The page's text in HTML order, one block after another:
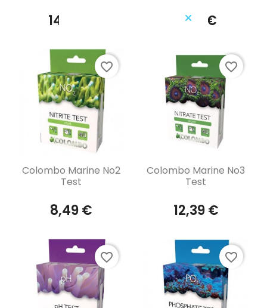
14,39 € 11,99 €
Aperçu rapide
Colombo Marine No2
Test
8,49 €
favorite_border
Aperçu rapide
Colombo Marine No3
Test
12,39 €
favorite_border
favorite_border favorite_border